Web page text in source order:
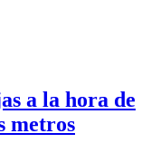
a la hora de
metros